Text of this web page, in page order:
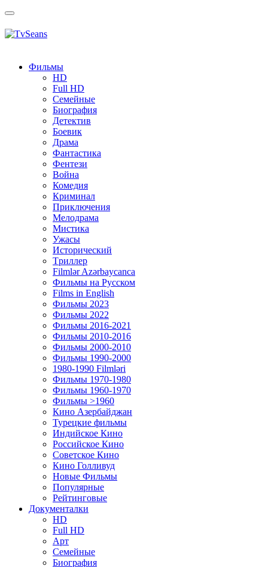
Toggle
Фильмы
HD
Full HD
Семейные
Биография
Детектив
Боевик
Драма
Фантастика
Фентези
Война
Комедия
Криминал
Приключения
Мелодрама
Мистика
Ужасы
Исторический
Tриллер
Filmlər Azərbaycanca
Фильмы на Русском
Films in English
Фильмы 2023
Фильмы 2022
Фильмы 2016-2021
Фильмы 2010-2016
Фильмы 2000-2010
Фильмы 1990-2000
1980-1990 Filmləri
Фильмы 1970-1980
Фильмы 1960-1970
Фильмы >1960
Кино Азербайджан
Турецкие фильмы
Индийское Кино
Российское Кино
Советское Кино
Кино Голливуд
Новые Фильмы
Популярные
Рейтинговые
Документалки
HD
Full HD
Арт
Семейные
Биография